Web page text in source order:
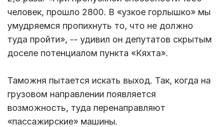
человек, прошло 2800. В «узкое горлышко» мы
умудряемся пропихнуть то, что не должно
туда пройти», -- удивил он депутатов скрытым
доселе потенциалом пункта «Кяхта».
Таможня пытается искать выход. Так, когда на
грузовом направлении появляется
возможность, туда перенаправляют
«пассажирские» машины.